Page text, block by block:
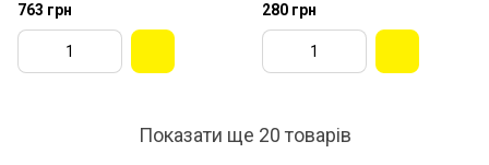
763 грн 280 грн
Показати ще 20 товарів